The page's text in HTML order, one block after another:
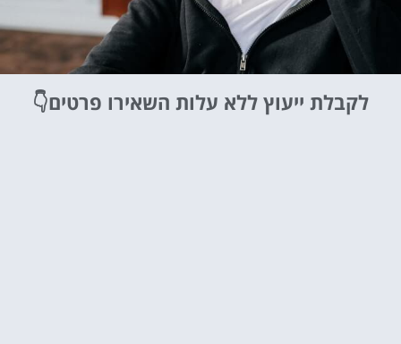
לקבלת ייעוץ ללא עלות השאירו פרטים👇